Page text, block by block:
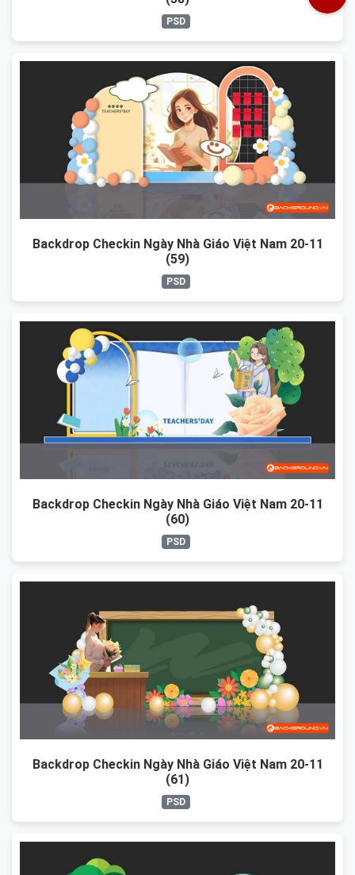
PSD
Backdrop Checkin Ngày Nhà Giáo Việt Nam 20-11
(59)
PSD
Backdrop Checkin Ngày Nhà Giáo Việt Nam 20-11
(60)
PSD
Backdrop Checkin Ngày Nhà Giáo Việt Nam 20-11
(61)
PSD